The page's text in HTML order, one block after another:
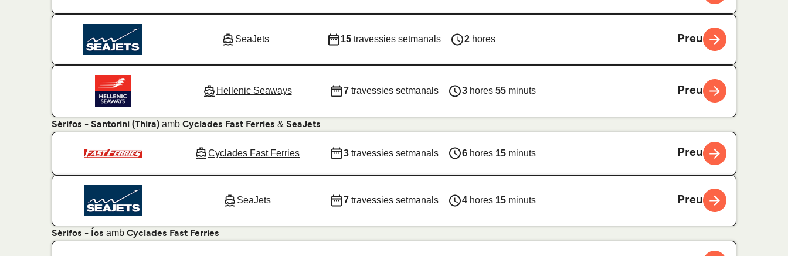
SeaJets 15 travessies setmanals 2 hores Preu
Hellenic Seaways 7 travessies setmanals 3 hores 55 minuts Preu
Sèrifos - Santorini (Thira) amb Cyclades Fast Ferries & SeaJets
Cyclades Fast Ferries 3 travessies setmanals 6 hores 15 minuts Preu
SeaJets 7 travessies setmanals 4 hores 15 minuts Preu
Sèrifos - Íos amb Cyclades Fast Ferries